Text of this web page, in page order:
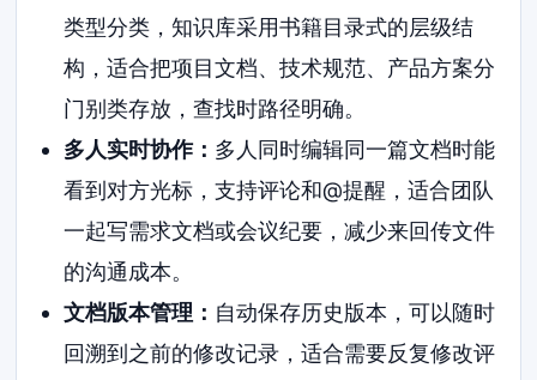
类型分类，知识库采用书籍目录式的层级结
构，适合把项目文档、技术规范、产品方案分
门别类存放，查找时路径明确。
多人实时协作： 多人同时编辑同一篇文档时能
看到对方光标，支持评论和@提醒，适合团队
一起写需求文档或会议纪要，减少来回传文件
的沟通成本。
文档版本管理： 自动保存历史版本，可以随时
回溯到之前的修改记录，适合需要反复修改评